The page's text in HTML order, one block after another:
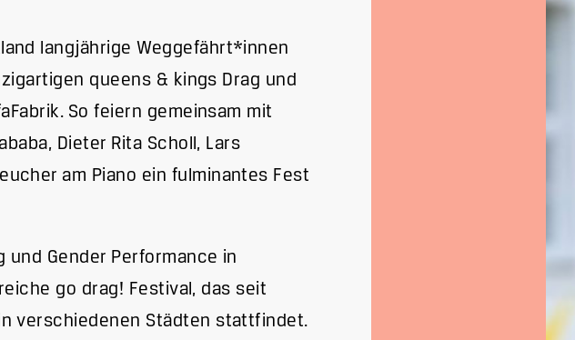
langjährige Weggefährt*innen
queens & kings Drag und
So feiern gemeinsam mit
Dieter Rita Scholl, Lars
am Piano ein fulminantes Fest
und Gender Performance in
go drag! Festival, das seit
verschiedenen Städten stattfindet.